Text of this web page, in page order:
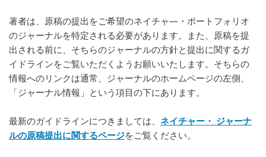
著者は、原稿の提出をご希望のネイチャ―・ポートフォリオ
のジャーナルを特定される必要があります。また、原稿を提
出される前に、そちらのジャーナルの方針と提出に関するガ
イドラインをご覧いただくようお願いいたします。そちらの
情報へのリンクは通常、ジャーナルのホームページの左側、
「ジャーナル情報」という項目の下にあります。
最新のガイドラインにつきましては、 ネイチャー・ ジャーナ
ルの原稿提出に関するページをご覧ください。